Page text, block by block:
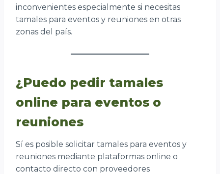
inconvenientes especialmente si necesitas
tamales para eventos y reuniones en otras
zonas del país.
¿Puedo pedir tamales
online para eventos o
reuniones
Sí es posible solicitar tamales para eventos y
reuniones mediante plataformas online o
contacto directo con proveedores